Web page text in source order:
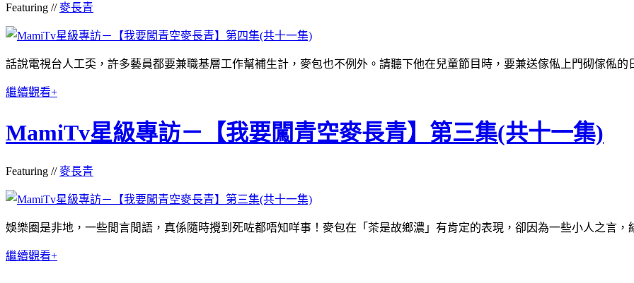
Featuring //麥長青
話說電視台人工奀，許多藝員都要兼職基層工作幫補生計，麥包也不例外。請聽下他在兒童節目時，要兼送傢俬上門砌傢俬的
繼續觀看+
MamiTv星級專訪－【我要闖青空麥長青】第三集(共十一集)
Featuring //麥長青
娛樂圈是非地，一些閒言閒語，真係隨時攪到死咗都唔知咩事！麥包在「茶是故鄉濃」有肯定的表現，卻因為一些小人之言，
繼續觀看+